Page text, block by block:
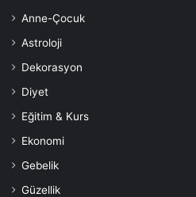
Anne-Çocuk
Astroloji
Dekorasyon
Diyet
Eğitim & Kurs
Ekonomi
Gebelik
Güzellik